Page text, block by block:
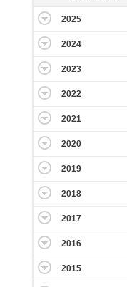
2025
2024
2023
2022
2021
2020
2019
2018
2017
2016
2015